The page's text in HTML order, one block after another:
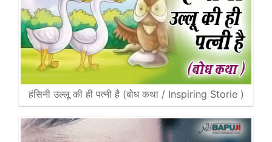
हंसिनी उल्लू की ही पत्नी है (बोध कथा / Inspiring Storie )